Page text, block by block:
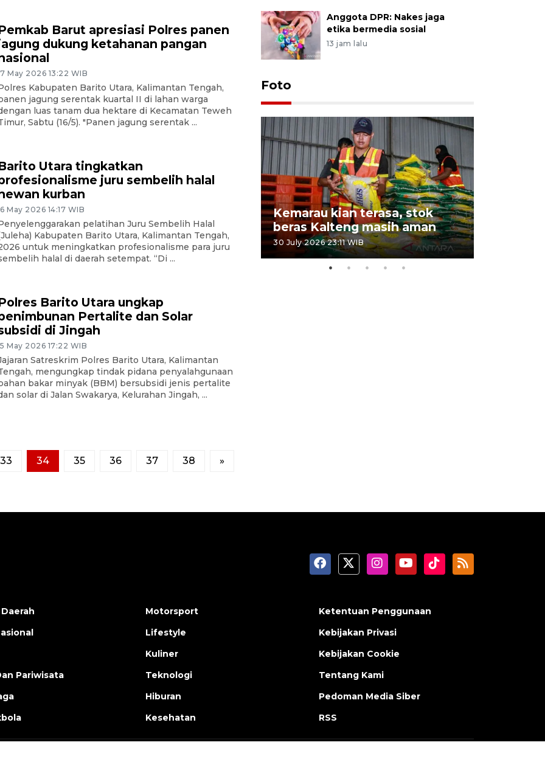
Barut apresiasi Polres panen
dukung ketahanan pangan
May 2026 13:22 WIB
Kabupaten Barito Utara, Kalimantan Tengah,
jagung serentak kuartal II di lahan warga
luas tanam dua hektare di Kecamatan Teweh
Sabtu (16/5). "Panen jagung serentak ...
Utara tingkatkan
juru sembelih halal
kurban
May 2026 14:17 WIB
pelatihan Juru Sembelih Halal
Kabupaten Barito Utara, Kalimantan Tengah,
untuk meningkatkan profesionalisme para juru
halal di daerah setempat. “Di ...
Barito Utara ungkap
Pertalite dan Solar
di Jingah
May 2026 17:22 WIB
Satreskrim Polres Barito Utara, Kalimantan
mengungkap tindak pidana penyalahgunaan
bakar minyak (BBM) bersubsidi jenis pertalite
solar di Jalan Swakarya, Kelurahan Jingah, ...
33 34 35 36 37 38 »
Anggota DPR: Nakes jaga
etika bermedia sosial
13 jam lalu
Foto
Prediksi puncak musim
kemarau di Kalimantan
Tengah
22 July 2026 17:18 WIB
Kemarau kian terasa, stok
beras Kalteng masih aman
30 July 2026 23:11 WIB
Pariwisata
Motorsport
Lifestyle
Kuliner
Teknologi
Hiburan
Kesehatan
Ketentuan Penggunaan
Kebijakan Privasi
Kebijakan Cookie
Tentang Kami
Pedoman Media Siber
RSS